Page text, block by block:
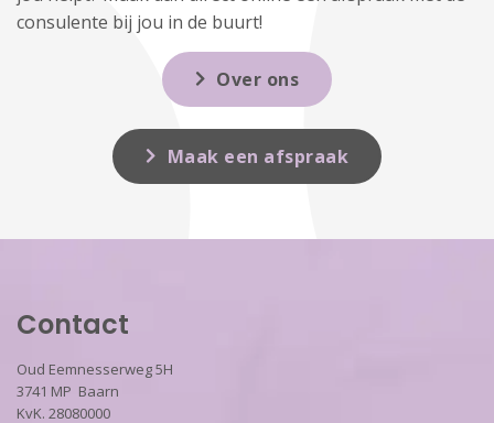
consulente bij jou in de buurt!
Over ons
Maak een afspraak
Contact
Oud Eemnesserweg 5H
3741 MP Baarn
KvK. 28080000